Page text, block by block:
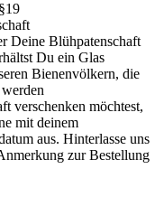
Deine Blühpatenschaft
Du ein Glas
Bienenvölkern, die
verschenken möchtest,
mit deinem
aus. Hinterlasse uns
zur Bestellung